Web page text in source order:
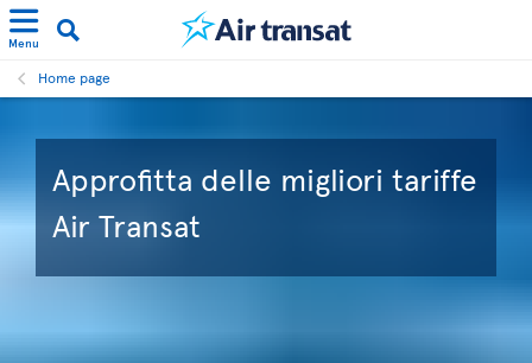
Menu
Home page
Approfitta delle migliori tariffe
Air Transat